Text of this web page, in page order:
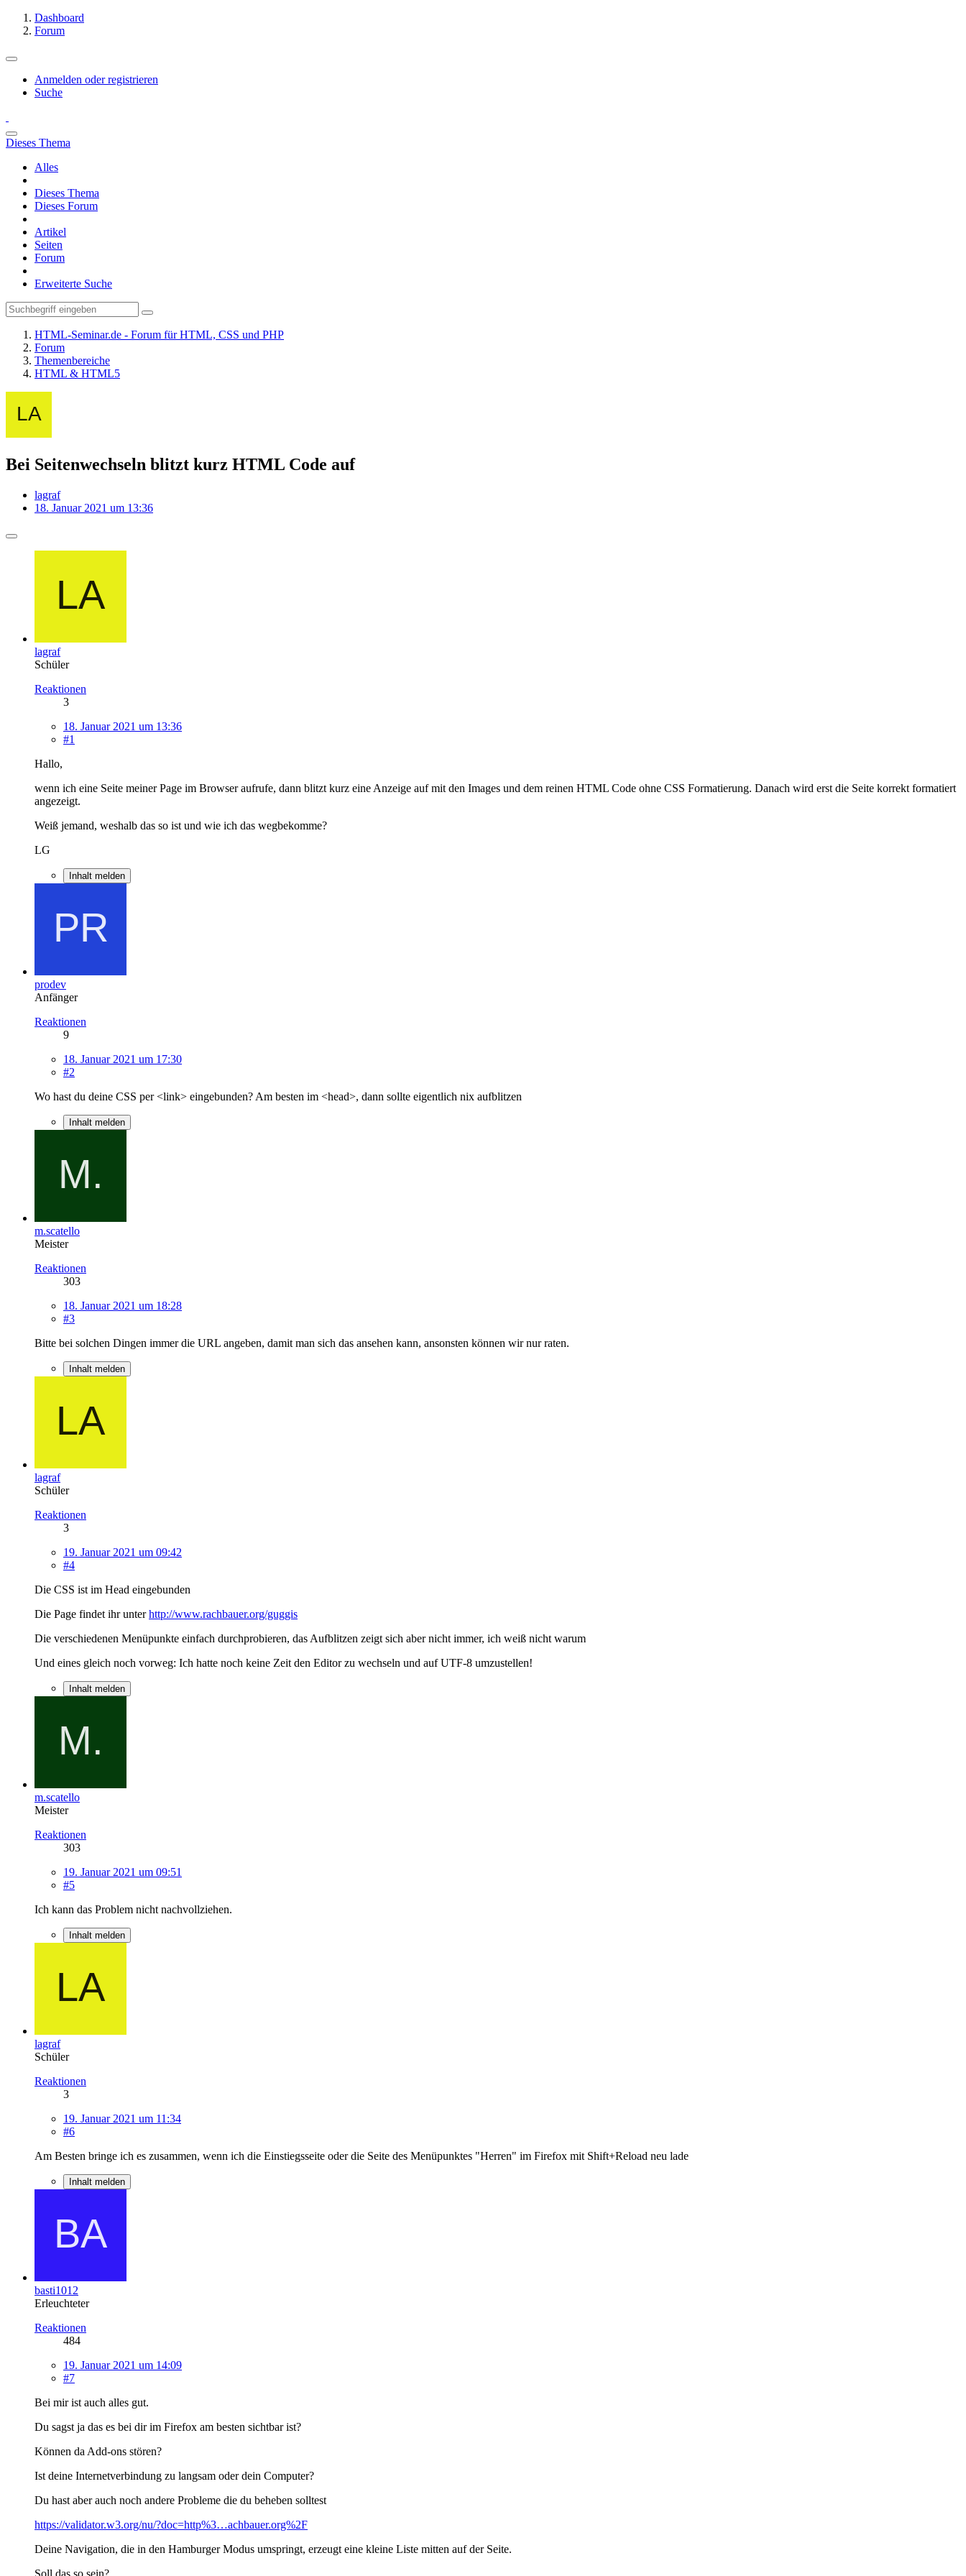
Dashboard
Forum
Anmelden oder registrieren
Suche
Dieses Thema
Alles
Dieses Thema
Dieses Forum
Artikel
Seiten
Forum
Erweiterte Suche
HTML-Seminar.de - Forum für HTML, CSS und PHP
Forum
Themenbereiche
HTML & HTML5
Bei Seitenwechseln blitzt kurz HTML Code auf
lagraf
18. Januar 2021 um 13:36
lagraf
Schüler
Reaktionen
3
18. Januar 2021 um 13:36
#1
Hallo,
wenn ich eine Seite meiner Page im Browser aufrufe, dann blitzt kurz eine Anzeige auf mit den Images und dem reinen HTML Code ohne CSS Formatierung. Danach wird erst die Seite korrekt formatiert
angezeigt.
Weiß jemand, weshalb das so ist und wie ich das wegbekomme?
LG
Inhalt melden
prodev
Anfänger
Reaktionen
9
18. Januar 2021 um 17:30
#2
Wo hast du deine CSS per <link> eingebunden? Am besten im <head>, dann sollte eigentlich nix aufblitzen
Inhalt melden
m.scatello
Meister
Reaktionen
303
18. Januar 2021 um 18:28
#3
Bitte bei solchen Dingen immer die URL angeben, damit man sich das ansehen kann, ansonsten können wir nur raten.
Inhalt melden
lagraf
Schüler
Reaktionen
3
19. Januar 2021 um 09:42
#4
Die CSS ist im Head eingebunden
Die Page findet ihr unterhttp://www.rachbauer.org/guggis
Die verschiedenen Menüpunkte einfach durchprobieren, das Aufblitzen zeigt sich aber nicht immer, ich weiß nicht warum
Und eines gleich noch vorweg: Ich hatte noch keine Zeit den Editor zu wechseln und auf UTF-8 umzustellen!
Inhalt melden
m.scatello
Meister
Reaktionen
303
19. Januar 2021 um 09:51
#5
Ich kann das Problem nicht nachvollziehen.
Inhalt melden
lagraf
Schüler
Reaktionen
3
19. Januar 2021 um 11:34
#6
Am Besten bringe ich es zusammen, wenn ich die Einstiegsseite oder die Seite des Menüpunktes "Herren" im Firefox mit Shift+Reload neu lade
Inhalt melden
basti1012
Erleuchteter
Reaktionen
484
19. Januar 2021 um 14:09
#7
Bei mir ist auch alles gut.
Du sagst ja das es bei dir im Firefox am besten sichtbar ist?
Können da Add-ons stören?
Ist deine Internetverbindung zu langsam oder dein Computer?
Du hast aber auch noch andere Probleme die du beheben solltest
https://validator.w3.org/nu/?doc=http%3…achbauer.org%2F
Deine Navigation, die in den Hamburger Modus umspringt, erzeugt eine kleine Liste mitten auf der Seite.
Soll das so sein?